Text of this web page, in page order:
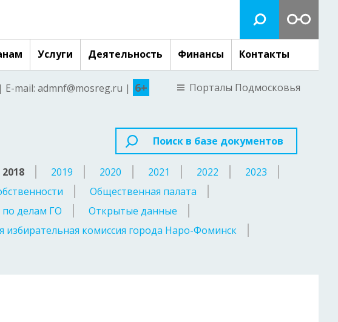
Услуги Деятельность Финансы Контакты
mail: admnf@mosreg.ru | 6+ Порталы Подмосковья
Поиск в базе документов
2018 2019 2020 2021 2022
2023
Общественная палата
делам ГО
Открытые данные
избирательная комиссия города Наро-Фоминск